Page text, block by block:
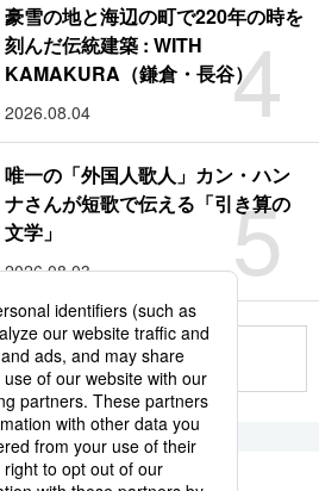
4
豪雪の地と海辺の町で220年の時を
刻んだ伝統建築 : WITH
KAMAKURA（鎌倉・長谷）
2026.08.04
5
唯一の「外国人歌人」カン・ハン
ナさんが短歌で伝える「引き算の
文学」
2026.08.03
っと見る